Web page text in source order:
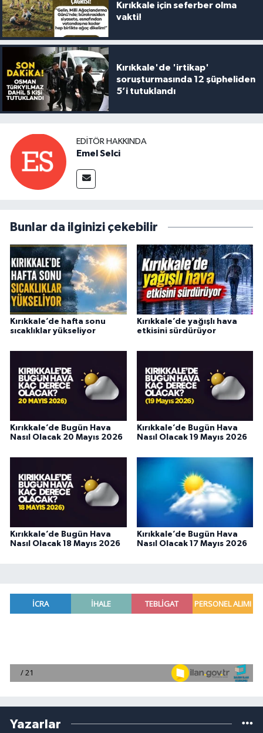
Kırıkkale için seferber olma
vakti!
Kırıkkale'de 'irtikap'
soruşturmasında 12 şüpheliden
5’i tutuklandı
EDITÖR HAKKINDA
Emel Selci
Bunlar da ilginizi çekebilir
Kırıkkale’de hafta sonu
sıcaklıklar yükseliyor
Kırıkkale’de yağışlı hava
etkisini sürdürüyor
Kırıkkale’de Bugün Hava
Nasıl Olacak 20 Mayıs 2026
Kırıkkale’de Bugün Hava
Nasıl Olacak 19 Mayıs 2026
Kırıkkale’de Bugün Hava
Nasıl Olacak 18 Mayıs 2026
Kırıkkale’de Bugün Hava
Nasıl Olacak 17 Mayıs 2026
Yazarlar